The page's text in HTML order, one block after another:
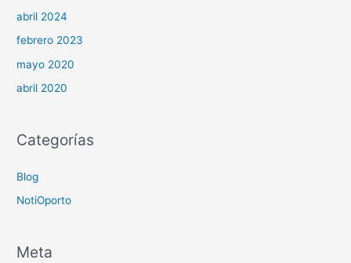
abril 2024
febrero 2023
mayo 2020
abril 2020
Categorías
Blog
NotiOporto
Meta